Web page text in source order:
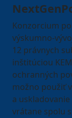
Konzorcium
výskumno-
12 právnych
inštitúciou
ochranných
možno použiť
a
vrátane spolu